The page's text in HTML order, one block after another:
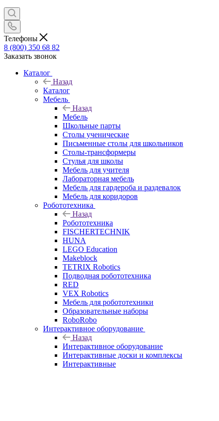
Телефоны
8 (800) 350 68 82
Заказать звонок
Каталог
Назад
Каталог
Мебель
Назад
Мебель
Школьные парты
Столы ученические
Письменные столы для школьников
Столы-трансформеры
Стулья для школы
Мебель для учителя
Лабораторная мебель
Мебель для гардероба и раздевалок
Мебель для коридоров
Робототехника
Назад
Робототехника
FISCHERTECHNIK
HUNA
LEGO Education
Makeblock
TETRIX Robotics
Подводная робототехника
RED
VEX Robotics
Мебель для робототехники
Образовательные наборы
RoboRobo
Интерактивное оборудование
Назад
Интерактивное оборудование
Интерактивные доски и комплексы
Интерактивные